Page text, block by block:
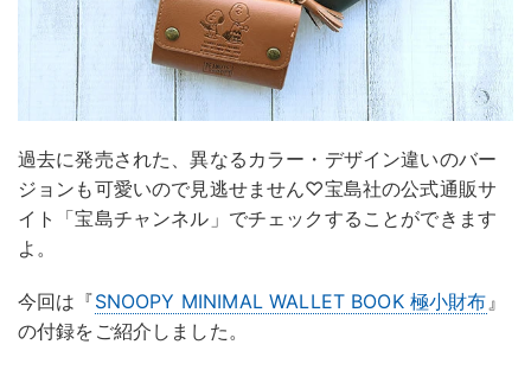
過去に発売された、異なるカラー・デザイン違いのバー
ジョンも可愛いので見逃せません♡宝島社の公式通販サ
イト「宝島チャンネル」でチェックすることができます
よ。
今回は『SNOOPY MINIMAL WALLET BOOK 極小財布 』
の付録をご紹介しました。